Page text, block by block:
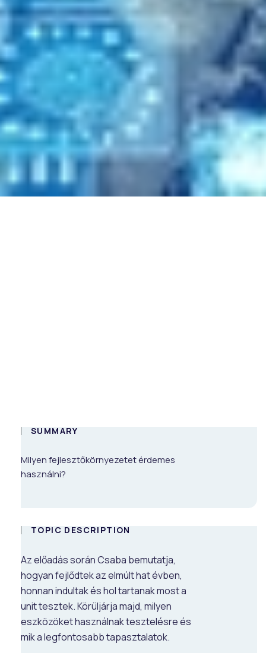
SUMMARY
Milyen fejlesztőkörnyezetet érdemes
használni?
TOPIC DESCRIPTION
Az előadás során Csaba bemutatja,
hogyan fejlődtek az elmúlt hat évben,
honnan indultak és hol tartanak most a
unit tesztek. Körüljárja majd, milyen
eszközöket használnak tesztelésre és
mik a legfontosabb tapasztalatok.